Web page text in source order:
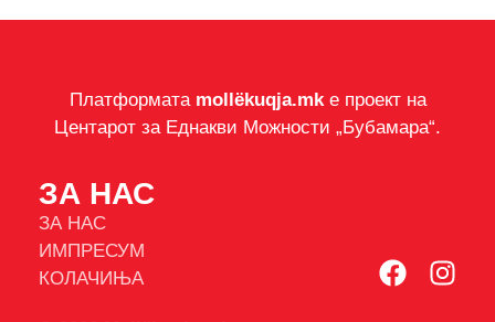
Платформата mollëkuqja.mkе проект на
Центарот за Еднакви Можности „Бубамара“.
ЗА НАС
ЗА НАС
ИМПРЕСУМ
КОЛАЧИЊА